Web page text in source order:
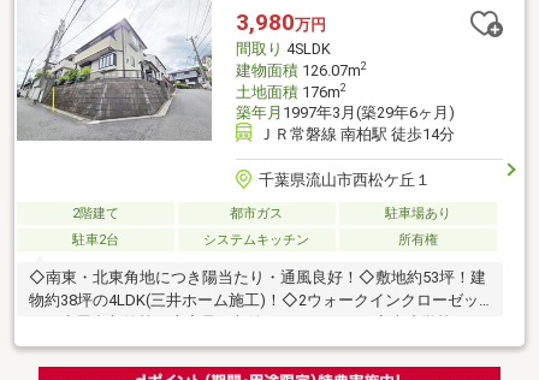
車の交通量が少ないのが特徴です。・対象不動産は北西側幅員4.5
ｍ道路に面しています。《建物状況調査について》令和8年7月に
建物状況調査を実施済みです。
3,980万円
間取り 4SLDK
建物面積126.07m2
土地面積176m2
築年月 1997年3月(築29年6ヶ月)
ＪＲ常磐線 南柏駅 徒歩14分
千葉県流山市西松ケ丘１
2階建て 都市ガス
駐車場あり
駐車2台
システムキッチン 所有権
◇南東・北東角地につき陽当たり・通風良好！◇敷地約53坪！建
物約38坪の4LDK(三井ホーム施工)！◇2ウォークインクローゼッ
徒歩5分！◇毎日のお買物に便利なアクロスプラザ流山店まで徒
歩7分！◇注文住宅の建築用地としてもご検討はいかがでしょう